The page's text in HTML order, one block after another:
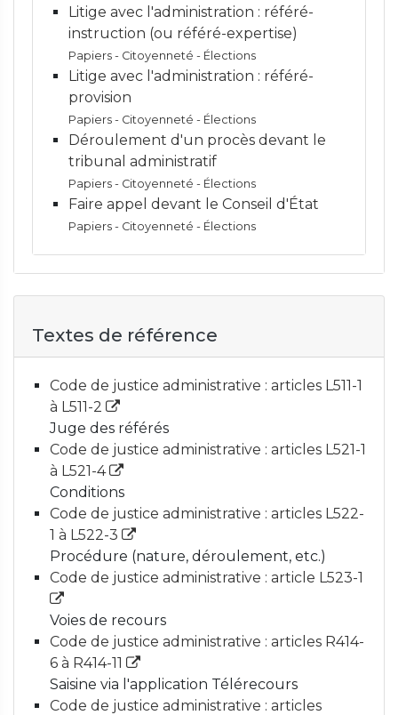
Litige avec l'administration : référé-
instruction (ou référé-expertise)
Papiers - Citoyenneté - Élections
Litige avec l'administration : référé-
provision
Papiers - Citoyenneté - Élections
Déroulement d'un procès devant le
tribunal administratif
Papiers - Citoyenneté - Élections
Faire appel devant le Conseil d'État
Papiers - Citoyenneté - Élections
Textes de référence
Code de justice administrative : articles L511-1
à L511-2
Juge des référés
Code de justice administrative : articles L521-1
à L521-4
Conditions
Code de justice administrative : articles L522-
1 à L522-3
Procédure (nature, déroulement, etc.)
Code de justice administrative : article L523-1
Voies de recours
Code de justice administrative : articles R414-
6 à R414-11
Saisine via l'application Télérecours
Code de justice administrative : articles